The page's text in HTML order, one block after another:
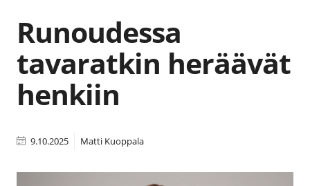
Runoudessa
tavaratkin heräävät
henkiin
9.10.2025 Matti Kuoppala